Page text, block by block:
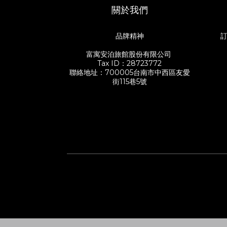
關於我們
品牌精神
富寓安泊旅館股份有限公司
Tax ID：28723772
聯絡地址：700005台南市中西區友愛
街115巷5號